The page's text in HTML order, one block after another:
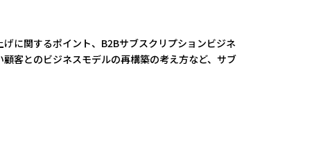
に関するポイント、B2Bサブスクリプションビジネ
客とのビジネスモデルの再構築の考え方など、サブ